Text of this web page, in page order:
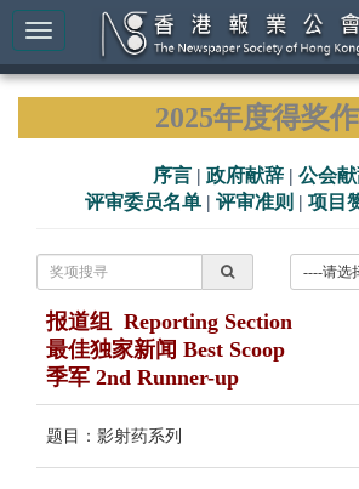
2025年度得奖
序言 | 政府献辞 | 公会
评审委员名单 | 评审准则 | 项目
报道组 Reporting Section
最佳独家新闻 Best Scoop
季军 2nd Runner-up
题目：影射药系列